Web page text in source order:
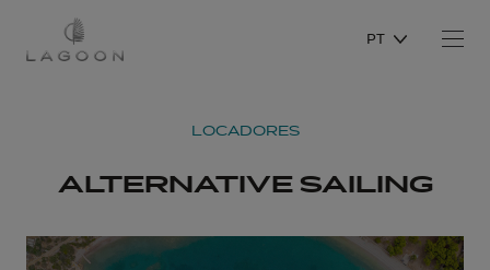
PT
LOCADORES
ALTERNATIVE SAILING